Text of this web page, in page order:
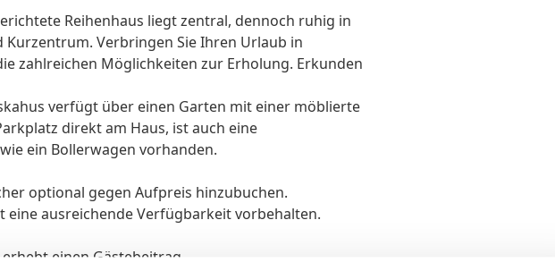
Reihenhaus liegt zentral, dennoch ruhig in
Verbringen Sie Ihren Urlaub in
zahlreichen Möglichkeiten zur Erholung. Erkunden
verfügt über einen Garten mit einer möblierte
direkt am Haus, ist auch eine
ein Bollerwagen vorhanden.
optional gegen Aufpreis hinzubuchen.
ausreichende Verfügbarkeit vorbehalten.
einen Gästebeitrag.